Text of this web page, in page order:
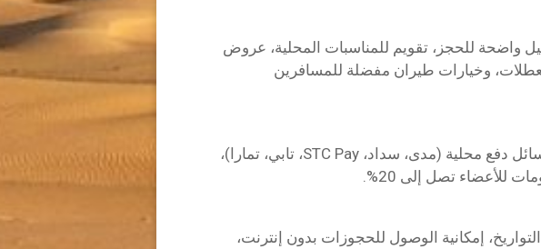
واضحة للحجز، تقويم للمناسبات المحلية، عروض
وخيارات طيران مفضلة للمسافرين
أسعار شاملة منذ البداية، وسائل دفع محلية (مدى، سداد، STC Pay، تابي، تمارا)،
للأعضاء تصل إلى 20%.
إمكانية الوصول للحجوزات بدون إنترنت،